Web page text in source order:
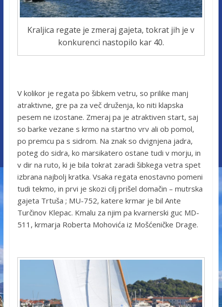
Kraljica regate je zmeraj gajeta, tokrat jih je v
konkurenci nastopilo kar 40.
V kolikor je regata po šibkem vetru, so prilike manj
atraktivne, gre pa za več druženja, ko niti klapska
pesem ne izostane. Zmeraj pa je atraktiven start, saj
so barke vezane s krmo na startno vrv ali ob pomol,
po premcu pa s sidrom. Na znak so dvignjena jadra,
poteg do sidra, ko marsikatero ostane tudi v morju, in
v dir na ruto, ki je bila tokrat zaradi šibkega vetra spet
izbrana najbolj kratka. Vsaka regata enostavno pomeni
tudi tekmo, in prvi je skozi cilj prišel domačin – mutrska
gajeta Trtuša ; MU-752, katere krmar je bil Ante
Turčinov Klepac. Kmalu za njim pa kvarnerski guc MD-
511, krmarja Roberta Mohovića iz Mošćeničke Drage.